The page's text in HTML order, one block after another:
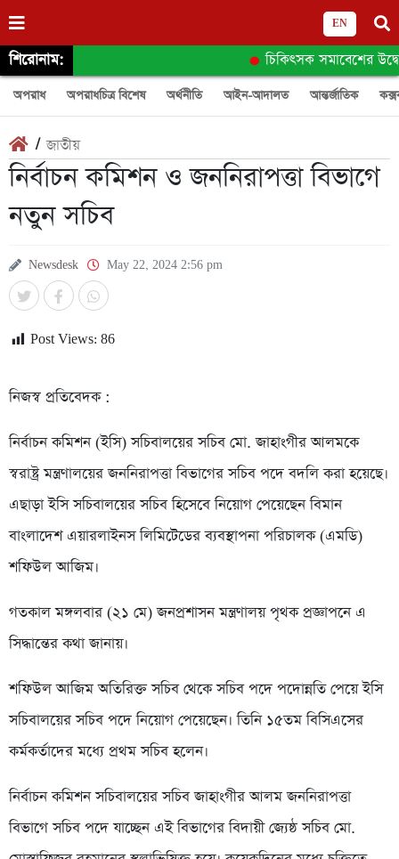
EN
শিরোনাম: চিকিৎসক সমাবেশের
অপরাধ অপরাধচিত্র বিশেষ অর্থনীতি আইন-আদালত আন্তর্জাতিক
/জাতীয়
নির্বাচন কমিশন ও জননিরাপত্তা বিভাগে
নতুন সচিব
Newsdesk May 22, 2024 2:56 pm
Post Views: 86
নিজস্ব প্রতিবেদক :
নির্বাচন কমিশন (ইসি) সচিবালয়ের সচিব মো. জাহাংগীর আলমকে
স্বরাষ্ট্র মন্ত্রণালয়ের জননিরাপত্তা বিভাগের সচিব পদে বদলি করা হয়েছে।
এছাড়া ইসি সচিবালয়ের সচিব হিসেবে নিয়োগ পেয়েছেন বিমান
বাংলাদেশ এয়ারলাইনস লিমিটেডের ব্যবস্থাপনা পরিচালক (এমডি)
শফিউল আজিম।
গতকাল মঙ্গলবার (২১ মে) জনপ্রশাসন মন্ত্রণালয় পৃথক প্রজ্ঞাপনে এ
সিদ্ধান্তের কথা জানায়।
শফিউল আজিম অতিরিক্ত সচিব থেকে সচিব পদে পদোন্নতি পেয়ে ইসি
সচিবালয়ের সচিব পদে নিয়োগ পেয়েছেন। তিনি ১৫তম বিসিএসের
কর্মকর্তাদের মধ্যে প্রথম সচিব হলেন।
নির্বাচন কমিশন সচিবালয়ের সচিব জাহাংগীর আলম জননিরাপত্তা
বিভাগে সচিব পদে যাচ্ছেন এই বিভাগের বিদায়ী জ্যেষ্ঠ সচিব মো.